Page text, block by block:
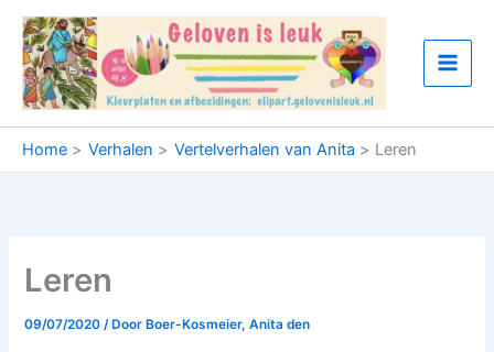
naar
inhoud
Home Verhalen Vertelverhalen van Anita Leren
Leren
09/07/2020/ Door Boer-Kosmeier, Anita den